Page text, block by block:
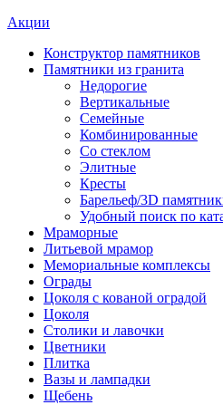
Акции
Конструктор памятников
Памятники из гранита
Недорогие
Вертикальные
Семейные
Комбинированные
Со стеклом
Элитные
Кресты
Барельеф/3D
Удобный поиск по
Мраморные
Литьевой мрамор
Мемориальные комплексы
Ограды
Цоколя с кованой оградой
Цоколя
Столики и лавочки
Цветники
Плитка
Вазы и лампадки
Щебень